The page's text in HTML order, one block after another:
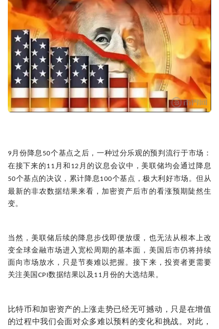
9 月份降息 50个基点之后，一种过分乐观的预判流行于市场：
在接下来的 11 月和 12 月的议息会议中，美联储均会通过降息
50个基点的决议，累计降息100个基点，极大利好市场。但从
最新的非农数据结果来看，加密资产后市的看涨预期陡然生
变。
当然，美联储后续的降息步伐即便放缓，也无法从根本上改
变全球金融市场进入宽松周期的基本面，美国后市仍将持续
面向市场放水，只是节奏难以把握。接下来，投资者更需要
关注美国 CPI数据结果以及 11 月份的大选结果。
比特币和加密资产的上涨走势已经无可撼动，只是在增值
的过程中我们会面对众多难以预料的变化和挑战。对此，